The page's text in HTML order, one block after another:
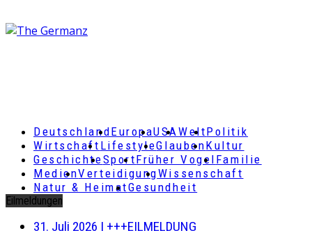
DeutschlandEuropaUSAWeltPolitik
Wirtschaft LifestyleGlaubenKultur
GeschichteSportFrüher Vogel Familie
MedienVerteidigungWissenschaft
Natur & HeimatGesundheit
Eilmeldungen
31. Juli 2026 | +++EILMELDUNG